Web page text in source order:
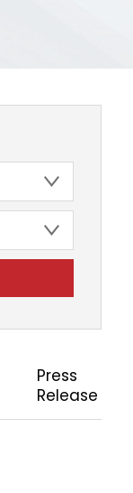
Press
Release